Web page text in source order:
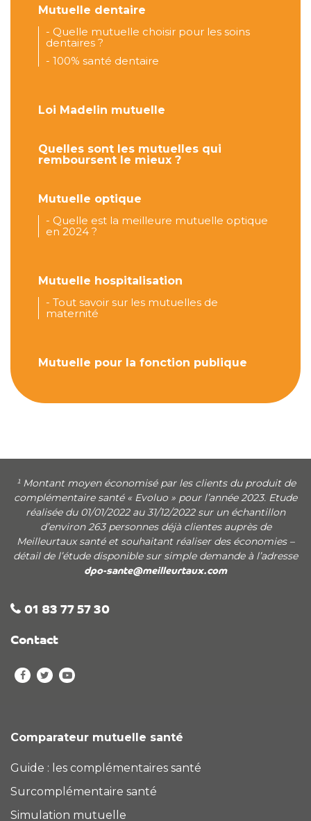
Mutuelle dentaire
- Quelle mutuelle choisir pour les soins
dentaires ?
- 100% santé dentaire
Loi Madelin mutuelle
Quelles sont les mutuelles qui
remboursent le mieux ?
Mutuelle optique
- Quelle est la meilleure mutuelle optique
en 2024 ?
Mutuelle hospitalisation
- Tout savoir sur les mutuelles de
maternité
Mutuelle pour la fonction publique
¹ Montant moyen économisé par les clients du produit de
complémentaire santé « Evoluo » pour l’année 2023. Etude
réalisée du 01/01/2022 au 31/12/2022 sur un échantillon
d’environ 263 personnes déjà clientes auprès de
Meilleurtaux santé et souhaitant réaliser des économies –
détail de l’étude disponible sur simple demande à l’adresse
dpo-sante@meilleurtaux.com
01 83 77 57 30
Contact
Comparateur mutuelle santé
Guide : les complémentaires santé
Surcomplémentaire santé
Simulation mutuelle